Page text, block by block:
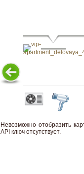
Невозможно отобразить
API ключ отсутствует.